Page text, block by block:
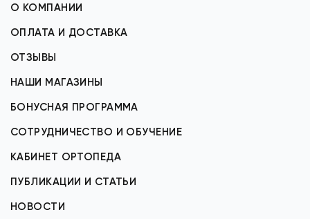
О КОМПАНИИ
ОПЛАТА И ДОСТАВКА
ОТЗЫВЫ
НАШИ МАГАЗИНЫ
БОНУСНАЯ ПРОГРАММА
СОТРУДНИЧЕСТВО И ОБУЧЕНИЕ
КАБИНЕТ ОРТОПЕДА
ПУБЛИКАЦИИ И СТАТЬИ
НОВОСТИ